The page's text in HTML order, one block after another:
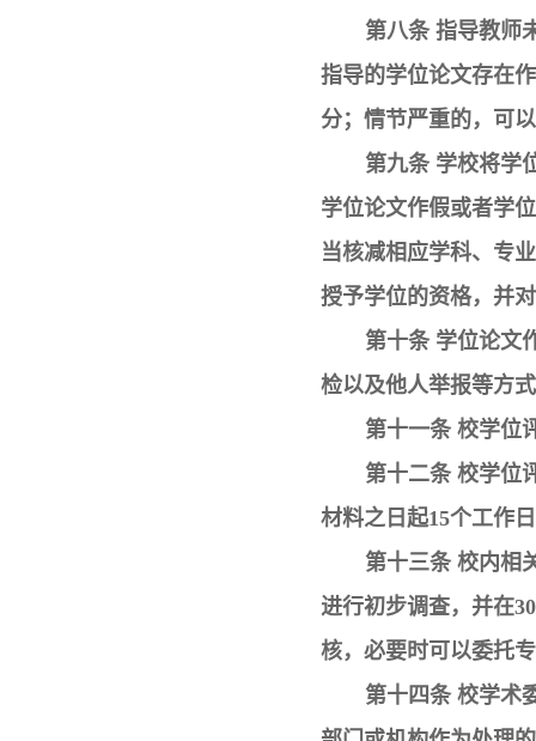
第八条 指导教师
指导的学位论文存在
分；情节严重的，可
第九条 学校将学
学位论文作假或者学
当核减相应学科、专
授予学位的资格，并
第十条 学位论文
检以及他人举报等方
第十一条 校学位
第十二条 校学位
材料之日起15个工作
第十三条 校内相
进行初步调查，并在
核，必要时可以委托
第十四条 校学术